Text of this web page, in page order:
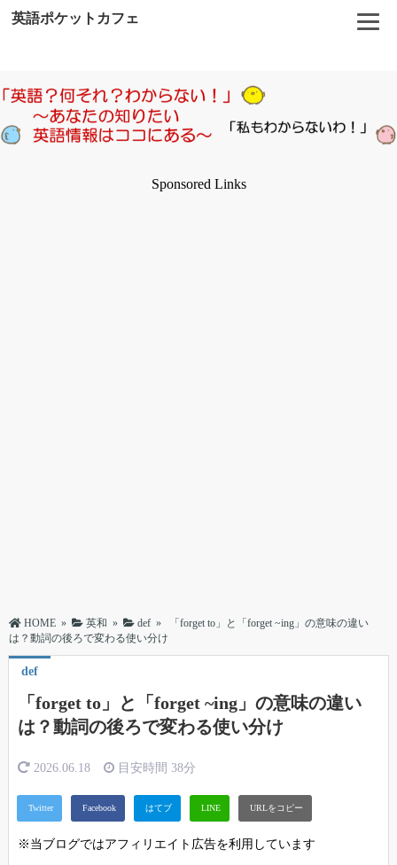
英語ポケットカフェ
Sponsored Links
HOME » 英和 » def »
「forget to」と「forget ~ing」の意味の違い
は？動詞の後ろで変わる使い分け
def
「forget to」と「forget ~ing」の意味の違い
は？動詞の後ろで変わる使い分け
2026.06.18 目安時間 38分
※当ブログではアフィリエイト広告を利用しています